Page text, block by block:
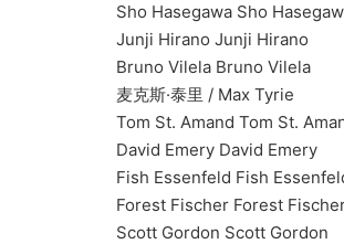
Sho Hasegawa Sho
Junji Hirano Junji Hirano
Bruno Vilela Bruno Vilela
麦克斯·泰里 / Max Tyrie
Tom St. Amand Tom St.
David Emery David Emery
Fish Essenfeld Fish
Forest Fischer Forest
Scott Gordon Scott Gordon